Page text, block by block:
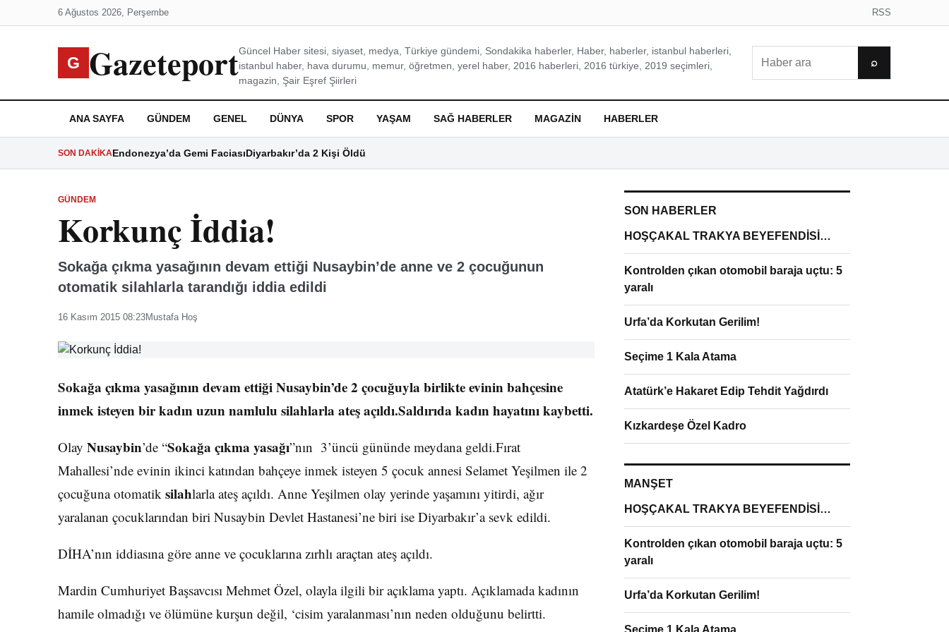
6 Ağustos 2026, Perşembe RSS
G GazeteportGüncel Haber sitesi, siyaset, medya, Türkiye gündemi, Sondakika haberler, Haber, haberler, istanbul haberleri,
istanbul haber, hava durumu, memur, öğretmen, yerel haber, 2016 haberleri, 2016 türkiye, 2019 seçimleri,
magazin, Şair Eşref Şiirleri
⌕
ANA SAYFA GÜNDEM GENEL DÜNYA SPOR YAŞAM SAĞ HABERLER MAGAZIN HABERLER
SON DAKIKAEndonezya’da Gemi FaciasıDiyarbakır’da 2 Kişi Öldü
GÜNDEM
Korkunç İddia!
Sokağa çıkma yasağının devam ettiği Nusaybin’de anne ve 2 çocuğunun
otomatik silahlarla tarandığı iddia edildi
16 Kasım 2015 08:23Mustafa Hoş
Sokağa çıkma yasağının devam ettiği Nusaybin’de 2 çocuğuyla birlikte evinin bahçesine
inmek isteyen bir kadın uzun namlulu silahlarla ateş açıldı.Saldırıda kadın hayatını kaybetti.
Olay Nusaybin’de “Sokağa çıkma yasağı”nın 3’üncü gününde meydana geldi.Fırat
Mahallesi’nde evinin ikinci katından bahçeye inmek isteyen 5 çocuk annesi Selamet Yeşilmen ile 2
çocuğuna otomatik silahlarla ateş açıldı. Anne Yeşilmen olay yerinde yaşamını yitirdi, ağır
yaralanan çocuklarından biri Nusaybin Devlet Hastanesi’ne biri ise Diyarbakır’a sevk edildi.
DİHA’nın iddiasına göre anne ve çocuklarına zırhlı araçtan ateş açıldı.
Mardin Cumhuriyet Başsavcısı Mehmet Özel, olayla ilgili bir açıklama yaptı. Açıklamada kadının
hamile olmadığı ve ölümüne kurşun değil, ‘cisim yaralanması’nın neden olduğunu belirtti.
SON HABERLER
HOŞÇAKAL TRAKYA BEYEFENDİSİ…
Kontrolden çıkan otomobil baraja uçtu: 5
yaralı
Urfa’da Korkutan Gerilim!
Seçime 1 Kala Atama
Atatürk’e Hakaret Edip Tehdit Yağdırdı
Kızkardeşe Özel Kadro
MANŞET
HOŞÇAKAL TRAKYA BEYEFENDİSİ…
Kontrolden çıkan otomobil baraja uçtu: 5
yaralı
Urfa’da Korkutan Gerilim!
Seçime 1 Kala Atama